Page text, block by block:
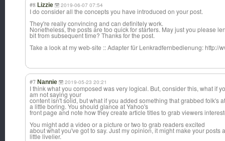
#8 Lizzie 2019-06-07 07:54
I do consider all the concepts you have introduced on your post.
They're really convincing and can definitely work.
Nonetheless, the posts are too quick for starters. May just you please
bit from subsequent time? Thanks for the post.
Take a look at my web-site :: Adapter für Lenkradfernbedienung: http://
#7 Nannie 2019-05-23 20:21
I think what you composed was very logical. But, consider this, what if
am not saying your
content isn't solid, but what if you added something that grabbed folk's
a little boring. You should glance at Yahoo's
front page and note how they create article titles to grab viewers
You might add a video or a picture or two to grab readers excited
about what you've got to say. Just my opinion, it might make your posts a
little livelier.